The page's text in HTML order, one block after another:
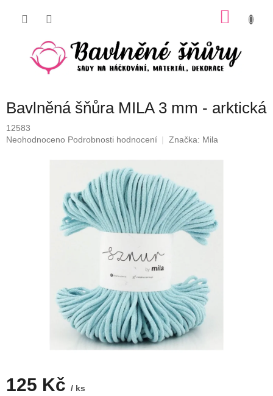
Bavlněná šňůra MILA 3 mm - arktická
12583
Průměrné
Neohodnoceno Podrobnosti hodnocení Značka: Mila
125 Kč / ks